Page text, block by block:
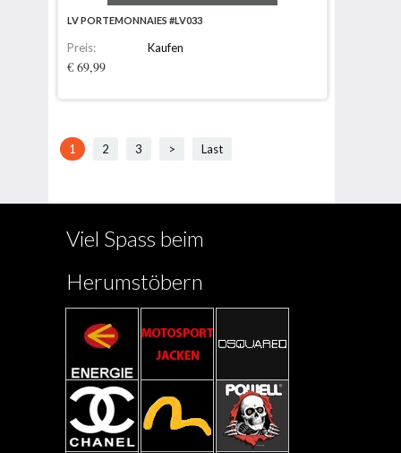
LV PORTEMONNAIES #LV033
Preis:
€ 69,99
Kaufen
1 2 3 > Last
Viel Spass beim
Herumstöbern